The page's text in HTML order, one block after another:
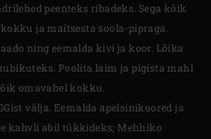
peenteks ribadeks. Sega kõik
ja maitsesta soola-pipraga.
ning eemalda kivi ja koor. Lõika
Poolita laim ja pigista mahl
omavahel kokku.
välja. Eemalda apelsinikoored ja
kahvli abil tükkideks; Mehhiko